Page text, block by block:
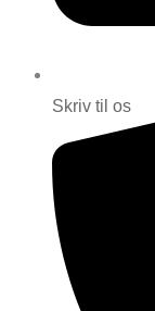
Skriv til os